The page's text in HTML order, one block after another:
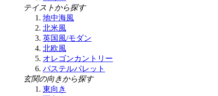
テイストから探す
地中海風
北米風
英国風/モダン
北欧風
オレゴンカントリー
パステルパレット
玄関の向きから探す
東向き